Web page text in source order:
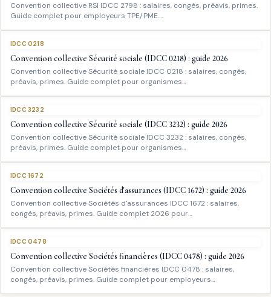
Convention collective RSI IDCC 2798 : salaires, congés, préavis, primes.
Guide complet pour employeurs TPE/PME.…
IDCC 0218
Convention collective Sécurité sociale (IDCC 0218) : guide 2026
Convention collective Sécurité sociale IDCC 0218 : salaires, congés,
préavis, primes. Guide complet pour organismes…
IDCC 3232
Convention collective Sécurité sociale (IDCC 3232) : guide 2026
Convention collective Sécurité sociale IDCC 3232 : salaires, congés,
préavis, primes. Guide complet pour organismes…
IDCC 1672
Convention collective Sociétés d'assurances (IDCC 1672) : guide 2026
Convention collective Sociétés d'assurances IDCC 1672 : salaires,
congés, préavis, primes. Guide complet 2026 pour…
IDCC 0478
Convention collective Sociétés financières (IDCC 0478) : guide 2026
Convention collective Sociétés financières IDCC 0478 : salaires,
congés, préavis, primes. Guide complet pour employeurs…